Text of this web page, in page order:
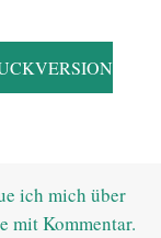
ich mich über
mit Kommentar.